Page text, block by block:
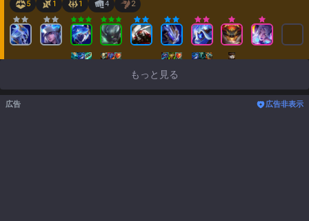
5 1 1 4 2
もっと見る
広告 広告非表示